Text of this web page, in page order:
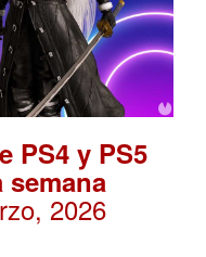
PS4 y PS5
semana
2026